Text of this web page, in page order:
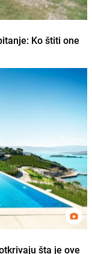
Ko štiti one
šta je ove